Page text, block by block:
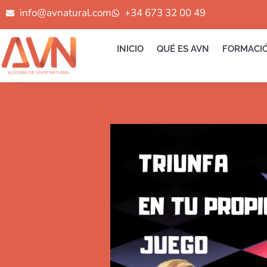
Ir
contenido
info@avnatural.com +34 673 32 00 49
INICIO QUÉ ES AVN